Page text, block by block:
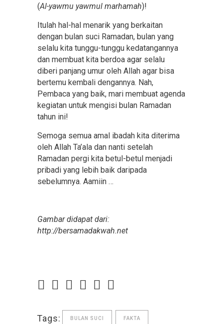
(Al-yawmu yawmul marhamah)!
Itulah hal-hal menarik yang berkaitan
dengan bulan suci Ramadan, bulan yang
selalu kita tunggu-tunggu kedatangannya
dan membuat kita berdoa agar selalu
diberi panjang umur oleh Allah agar bisa
bertemu kembali dengannya. Nah,
Pembaca yang baik, mari membuat agenda
kegiatan untuk mengisi bulan Ramadan
tahun ini!
Semoga semua amal ibadah kita diterima
oleh Allah Ta’ala dan nanti setelah
Ramadan pergi kita betul-betul menjadi
pribadi yang lebih baik daripada
sebelumnya. Aamiin …
Gambar didapat dari:
http://bersamadakwah.net
Tags: BULAN SUCI FAKTA